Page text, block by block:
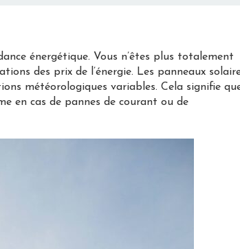
énergétique. Vous n’êtes plus totalement
des prix de l’énergie. Les panneaux
météorologiques variables. Cela signifie
en cas de pannes de courant ou de